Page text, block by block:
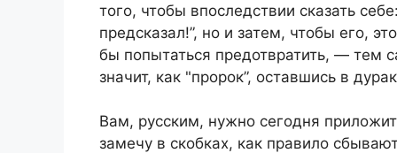
того, чтобы впоследствии сказать
предсказал!”, но и затем, чтобы его,
бы попытаться предотвратить, — тем
значит, как "пророк”, оставшись в
Вам, русским, нужно сегодня
замечу в скобках, как правило